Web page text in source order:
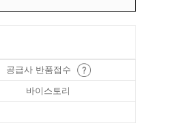
공급사 반품접수
바이스토리